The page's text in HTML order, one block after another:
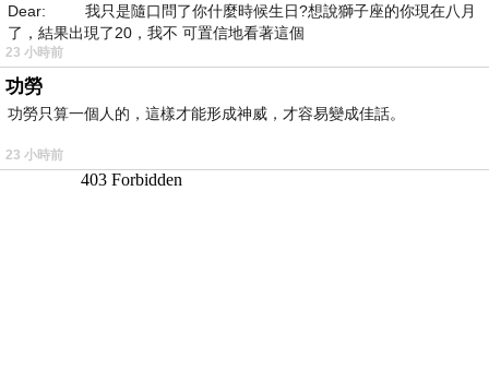
Dear: 我只是隨口問了你什麼時候生日?想說獅子座的你現在八月
了，結果出現了20，我不 可置信地看著這個
23 小時前
功勞
功勞只算一個人的，這樣才能形成神威，才容易變成佳話。
23 小時前